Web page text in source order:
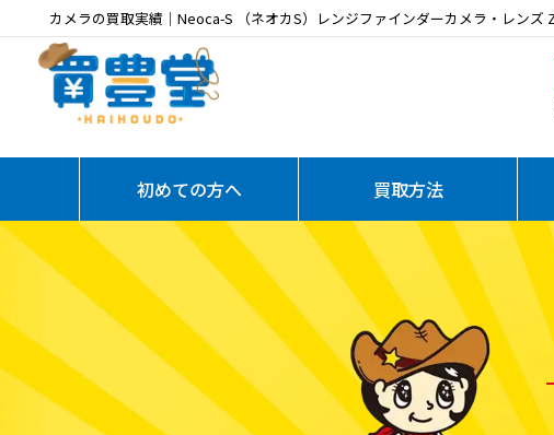
カメラの買取実績｜Neoca-S （ネオカS）レンジファインダーカメラ・レンズ
初めての方へ 買取方法